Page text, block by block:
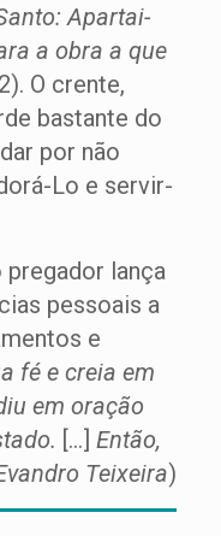
Apartai-
a obra a que
O crente,
bastante do
por não
Lo e servir-
lança
pessoais a
e
fé e creia em
em oração
[…] Então,
Teixeira)